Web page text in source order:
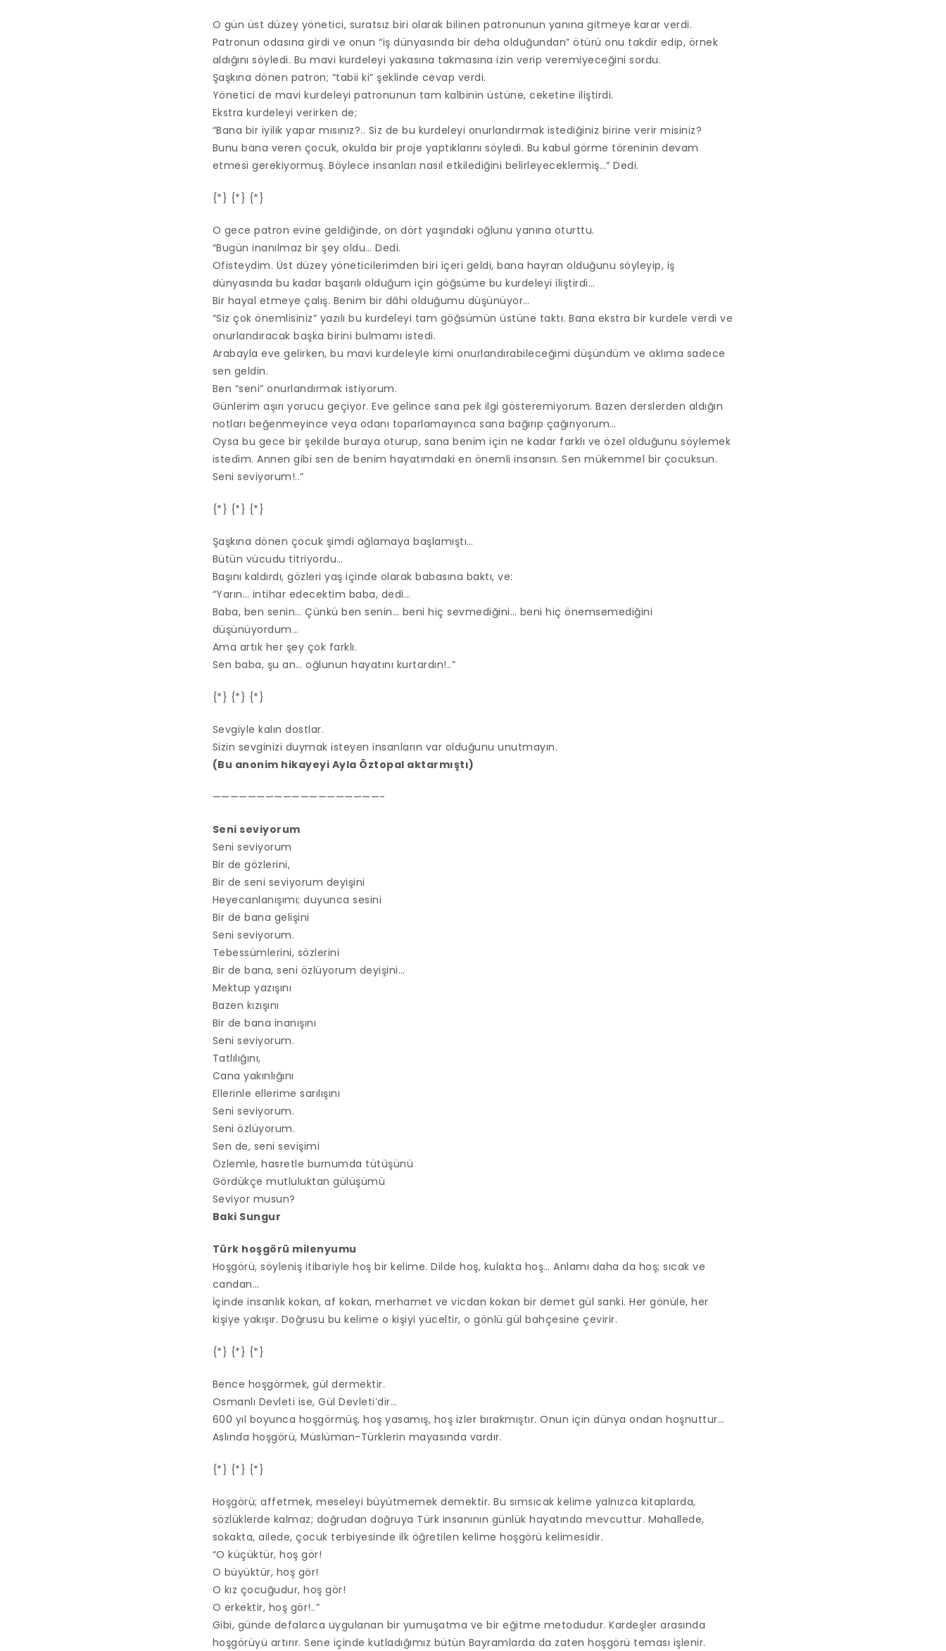
O gün üst düzey yönetici, suratsız biri olarak bilinen patronunun yanına gitmeye karar verdi.
Patronun odasına girdi ve onun “iş dünyasında bir deha olduğundan” ötürü onu takdir edip, örnek
aldığını söyledi. Bu mavi kurdeleyi yakasına takmasına izin verip veremiyeceğini sordu.
Şaşkına dönen patron; “tabii ki” şeklinde cevap verdi.
Yönetici de mavi kurdeleyi patronunun tam kalbinin üstüne, ceketine iliştirdi.
Ekstra kurdeleyi verirken de;
“Bana bir iyilik yapar mısınız?.. Siz de bu kurdeleyi onurlandırmak istediğiniz birine verir misiniz?
Bunu bana veren çocuk, okulda bir proje yaptıklarını söyledi. Bu kabul görme töreninin devam
etmesi gerekiyormuş. Böylece insanları nasıl etkilediğini belirleyeceklermiş…” Dedi.
{*} {*} {*}
O gece patron evine geldiğinde, on dört yaşındaki oğlunu yanına oturttu.
“Bugün inanılmaz bir şey oldu… Dedi.
Ofisteydim. Üst düzey yöneticilerimden biri içeri geldi, bana hayran olduğunu söyleyip, iş
dünyasında bu kadar başarılı olduğum için göğsüme bu kurdeleyi iliştirdi…
Bir hayal etmeye çalış. Benim bir dâhi olduğumu düşünüyor…
“Siz çok önemlisiniz” yazılı bu kurdeleyi tam göğsümün üstüne taktı. Bana ekstra bir kurdele verdi ve
onurlandıracak başka birini bulmamı istedi.
Arabayla eve gelirken, bu mavi kurdeleyle kimi onurlandırabileceğimi düşündüm ve aklıma sadece
sen geldin.
Ben “seni” onurlandırmak istiyorum.
Günlerim aşırı yorucu geçiyor. Eve gelince sana pek ilgi gösteremiyorum. Bazen derslerden aldığın
notları beğenmeyince veya odanı toparlamayınca sana bağırıp çağırıyorum…
Oysa bu gece bir şekilde buraya oturup, sana benim için ne kadar farklı ve özel olduğunu söylemek
istedim. Annen gibi sen de benim hayatımdaki en önemli insansın. Sen mükemmel bir çocuksun.
Seni seviyorum!..”
{*} {*} {*}
Şaşkına dönen çocuk şimdi ağlamaya başlamıştı…
Bütün vücudu titriyordu…
Başını kaldırdı, gözleri yaş içinde olarak babasına baktı, ve:
“Yarın… intihar edecektim baba, dedi…
Baba, ben senin… Çünkü ben senin… beni hiç sevmediğini… beni hiç önemsemediğini
düşünüyordum…
Ama artık her şey çok farklı.
Sen baba, şu an… oğlunun hayatını kurtardın!..”
{*} {*} {*}
Sevgiyle kalın dostlar.
Sizin sevginizi duymak isteyen insanların var olduğunu unutmayın.
(Bu anonim hikayeyi Ayla Öztopal aktarmıştı)
———————————————————-
Seni seviyorum
Seni seviyorum
Bir de gözlerini,
Bir de seni seviyorum deyişini
Heyecanlanışımı; duyunca sesini
Bir de bana gelişini
Seni seviyorum.
Tebessümlerini, sözlerini
Bir de bana, seni özlüyorum deyişini…
Mektup yazışını
Bazen kızışını
Bir de bana inanışını
Seni seviyorum.
Tatlılığını,
Cana yakınlığını
Ellerinle ellerime sarılışını
Seni seviyorum.
Seni özlüyorum.
Sen de, seni sevişimi
Özlemle, hasretle burnumda tütüşünü
Gördükçe mutluluktan gülüşümü
Seviyor musun?
Baki Sungur
Türk hoşgörü milenyumu
Hoşgörü, söyleniş itibariyle hoş bir kelime. Dilde hoş, kulakta hoş… Anlamı daha da hoş; sıcak ve
candan…
İçinde insanlık kokan, af kokan, merhamet ve vicdan kokan bir demet gül sanki. Her gönüle, her
kişiye yakışır. Doğrusu bu kelime o kişiyi yüceltir, o gönlü gül bahçesine çevirir.
{*} {*} {*}
Bence hoşgörmek, gül dermektir.
Osmanlı Devleti ise, Gül Devleti’dir…
600 yıl boyunca hoşgörmüş, hoş yasamış, hoş izler bırakmıştır. Onun için dünya ondan hoşnuttur…
Aslında hoşgörü, Müslüman-Türklerin mayasında vardır.
{*} {*} {*}
Hoşgörü; affetmek, meseleyi büyütmemek demektir. Bu sımsıcak kelime yalnızca kitaplarda,
sözlüklerde kalmaz; doğrudan doğruya Türk insanının günlük hayatında mevcuttur. Mahallede,
sokakta, ailede, çocuk terbiyesinde ilk öğretilen kelime hoşgörü kelimesidir.
“O küçüktür, hoş gör!
O büyüktür, hoş gör!
O kız çocuğudur, hoş gör!
O erkektir, hoş gör!..”
Gibi, günde defalarca uygulanan bir yumuşatma ve bir eğitme metodudur. Kardeşler arasında
hoşgörüyü artırır. Sene içinde kutladığımız bütün Bayramlarda da zaten hoşgörü teması işlenir.